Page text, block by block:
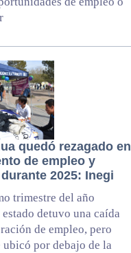
quedó rezagado en
de empleo y
2025: Inegi
trimestre del año
estado detuvo una caída
de empleo, pero
ubicó por debajo de la